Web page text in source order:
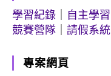
學習紀錄
自主學習
競賽營隊
請假系統
專案網頁